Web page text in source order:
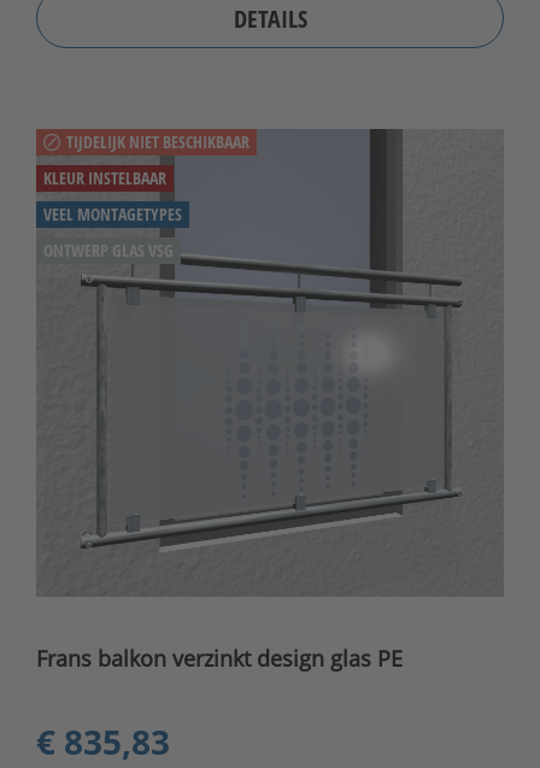
DETAILS
TIJDELIJK NIET BESCHIKBAAR
KLEUR INSTELBAAR
VEEL MONTAGETYPES
ONTWERP GLAS VSG
Frans balkon verzinkt design glas PE
€ 835,83